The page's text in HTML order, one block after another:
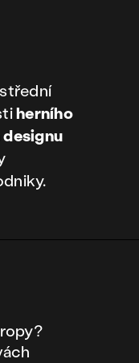
herního